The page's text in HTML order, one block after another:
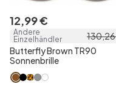
12,99€
Andere
Einzelhändler
130,26
Butterfly Brown TR90
Sonnenbrille